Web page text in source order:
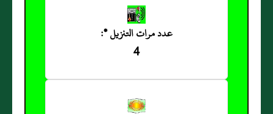
عدد مرات التنزيل *:
4